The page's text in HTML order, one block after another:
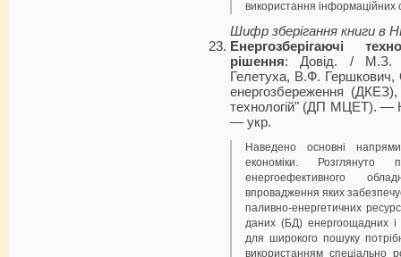
використання інформаційних
Шифр зберігання книги в
Енергозберігаючі
рішення: Довід. / М.З.
Гелетуха, В.Ф.
енергозбереження
технологій" (ДП МЦЕТ). —
— укp.
Наведено основні
економіки. Розглянуто
енергоефективного
впровадження яких
паливно-енергетичних
даних (БД) енергоощадних і
для широкого пошуку
використанням спеціально